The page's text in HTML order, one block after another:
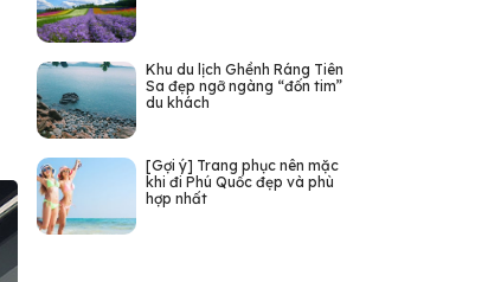
Khu du lịch Ghềnh Ráng Tiên
Sa đẹp ngỡ ngàng “đốn tim”
du khách
[Gợi ý] Trang phục nên mặc
khi đi Phú Quốc đẹp và phù
hợp nhất